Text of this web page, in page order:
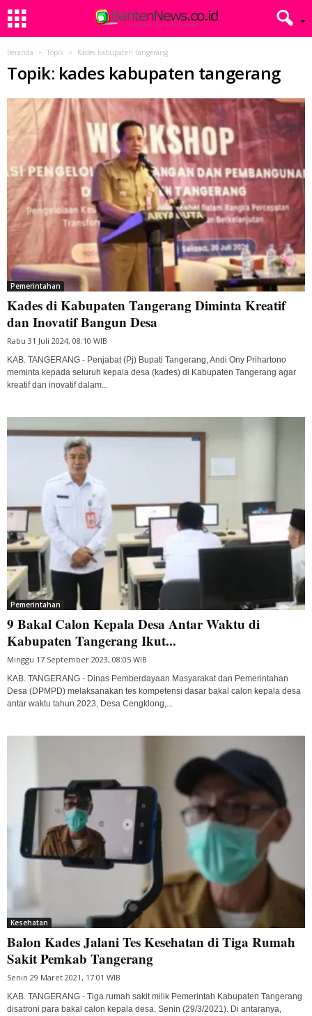
Beranda Topik Kades kabupaten tangerang
Topik: kades kabupaten tangerang
Pemerintahan
Kades di Kabupaten Tangerang Diminta Kreatif
dan Inovatif Bangun Desa
Rabu 31 Juli 2024, 08:10 WIB
KAB. TANGERANG - Penjabat (Pj) Bupati Tangerang, Andi Ony Prihartono
meminta kepada seluruh kepala desa (kades) di Kabupaten Tangerang agar
kreatif dan inovatif dalam...
Pemerintahan
9 Bakal Calon Kepala Desa Antar Waktu di
Kabupaten Tangerang Ikut...
Minggu 17 September 2023, 08:05 WIB
KAB. TANGERANG - Dinas Pemberdayaan Masyarakat dan Pemerintahan
Desa (DPMPD) melaksanakan tes kompetensi dasar bakal calon kepala desa
antar waktu tahun 2023, Desa Cengklong,...
Kesehatan
Balon Kades Jalani Tes Kesehatan di Tiga Rumah
Sakit Pemkab Tangerang
Senin 29 Maret 2021, 17:01 WIB
KAB. TANGERANG - Tiga rumah sakit milik Pemerintah Kabupaten Tangerang
disatroni para bakal calon kepala desa, Senin (29/3/2021). Di antaranya,